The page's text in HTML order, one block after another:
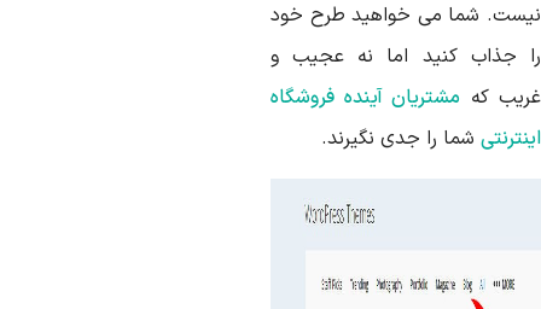
شما می خواهید طرح خود
جذاب کنید اما نه عجیب و
که مشتریان آینده فروشگاه
شما را جدی نگیرند.